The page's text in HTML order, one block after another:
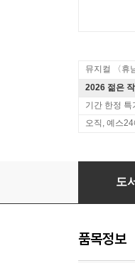
2026 젊은
기간 한정 특
오직, 예스
도
품목정보